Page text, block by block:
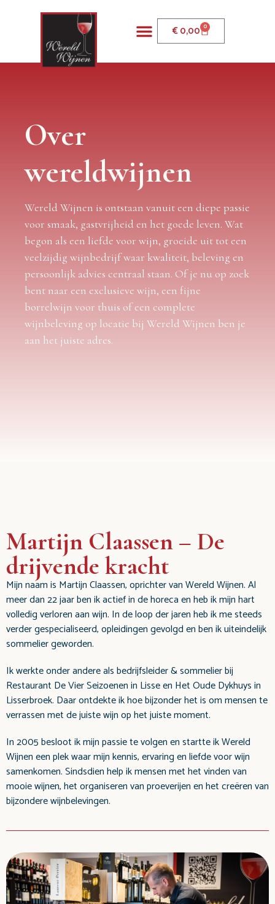
€0,00 0
Over
wereldwijnen
Wereld Wijnen is ontstaan vanuit een diepe passie
voor smaak, gastvrijheid en het goede leven. Wat
begon als een liefde voor wijn, groeide uit tot een
veelzijdig wijnbedrijf waar kwaliteit, beleving en
persoonlijk advies centraal staan. Of je nu op zoek
bent naar een exclusieve wijn, een fijne
borrelwijn voor thuis of een complete
wijnbeleving op locatie bij Wereld Wijnen ben je
aan het juiste adres.
Martijn Claassen – De
drijvende kracht
Mijn naam is Martijn Claassen, oprichter van Wereld Wijnen. Al
meer dan 22 jaar ben ik actief in de horeca en heb ik mijn hart
volledig verloren aan wijn. In de loop der jaren heb ik me steeds
verder gespecialiseerd, opleidingen gevolgd en ben ik uiteindelijk
sommelier geworden.
Ik werkte onder andere als bedrijfsleider & sommelier bij
Restaurant De Vier Seizoenen in Lisse en Het Oude Dykhuys in
Lisserbroek. Daar ontdekte ik hoe bijzonder het is om mensen te
verrassen met de juiste wijn op het juiste moment.
In 2005 besloot ik mijn passie te volgen en startte ik Wereld
Wijnen een plek waar mijn kennis, ervaring en liefde voor wijn
samenkomen. Sindsdien help ik mensen met het vinden van
mooie wijnen, het organiseren van proeverijen en het creëren van
bijzondere wijnbelevingen.